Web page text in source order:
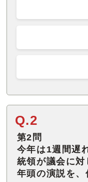
Q.2
第2問
今年は1週間遅
統領が議会に
年頭の演説を、